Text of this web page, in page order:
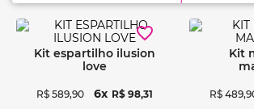
kit espartilho ilusion
love
R$ 589,90 6 R$ 98,31
kit meia taça
R$ 489,